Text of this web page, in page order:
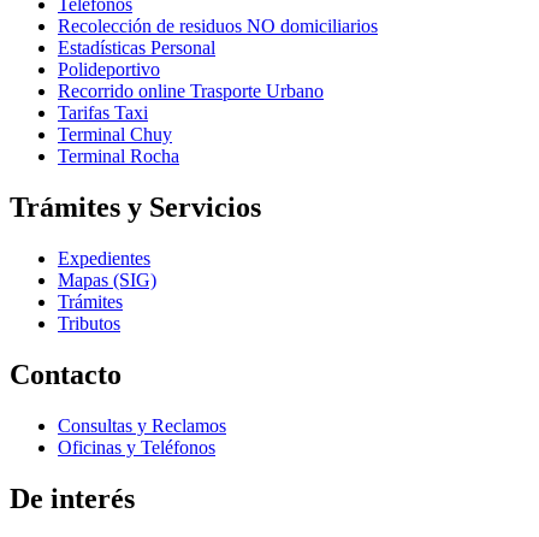
Teléfonos
Recolección de residuos NO domiciliarios
Estadísticas Personal
Polideportivo
Recorrido online Trasporte Urbano
Tarifas Taxi
Terminal Chuy
Terminal Rocha
Trámites y Servicios
Expedientes
Mapas (SIG)
Trámites
Tributos
Contacto
Consultas y Reclamos
Oficinas y Teléfonos
De interés